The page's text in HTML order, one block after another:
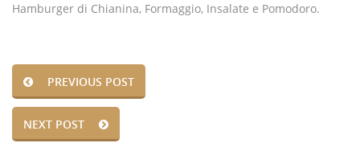
Hamburger di Chianina, Formaggio, Insalate e Pomodoro.
PREVIOUS POST
NEXT POST